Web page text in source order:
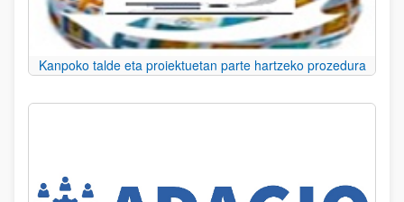
Kanpoko talde eta proiektuetan parte hartzeko prozedura